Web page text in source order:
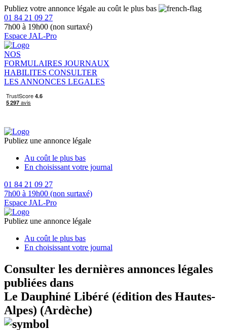
Publiez votre annonce légale au coût le plus bas
01 84 21 09 27
7h00 à 19h00 (non surtaxé)
Espace JAL-Pro
NOS
FORMULAIRES JOURNAUX
HABILITES CONSULTER
LES ANNONCES LEGALES
Publiez une annonce légale
Au coût le plus bas
En choisissant votre journal
01 84 21 09 27
7h00 à 19h00 (non surtaxé)
Espace JAL-Pro
Publiez une annonce légale
Au coût le plus bas
En choisissant votre journal
Consulter les dernières annonces légales
publiées dans
Le Dauphiné Libéré (édition des Hautes-
Alpes) (Ardèche)